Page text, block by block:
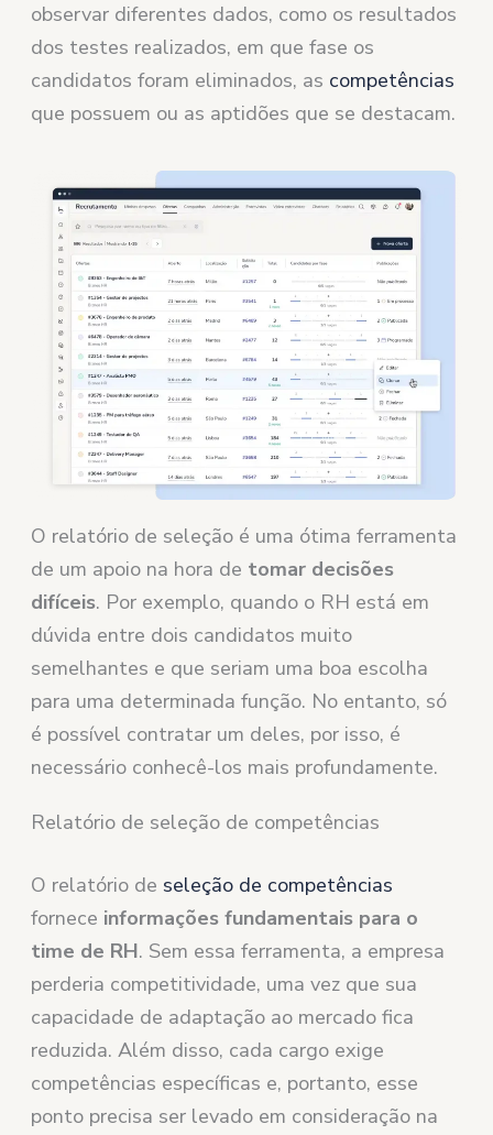
observar diferentes dados, como os resultados
dos testes realizados, em que fase os
candidatos foram eliminados, as competências
que possuem ou as aptidões que se destacam.
O relatório de seleção é uma ótima ferramenta
de um apoio na hora de tomar decisões
difíceis. Por exemplo, quando o RH está em
dúvida entre dois candidatos muito
semelhantes e que seriam uma boa escolha
para uma determinada função. No entanto, só
é possível contratar um deles, por isso, é
necessário conhecê-los mais profundamente.
Relatório de seleção de competências
O relatório de seleção de competências
fornece informações fundamentais para o
time de RH. Sem essa ferramenta, a empresa
perderia competitividade, uma vez que sua
capacidade de adaptação ao mercado fica
reduzida. Além disso, cada cargo exige
competências específicas e, portanto, esse
ponto precisa ser levado em consideração na